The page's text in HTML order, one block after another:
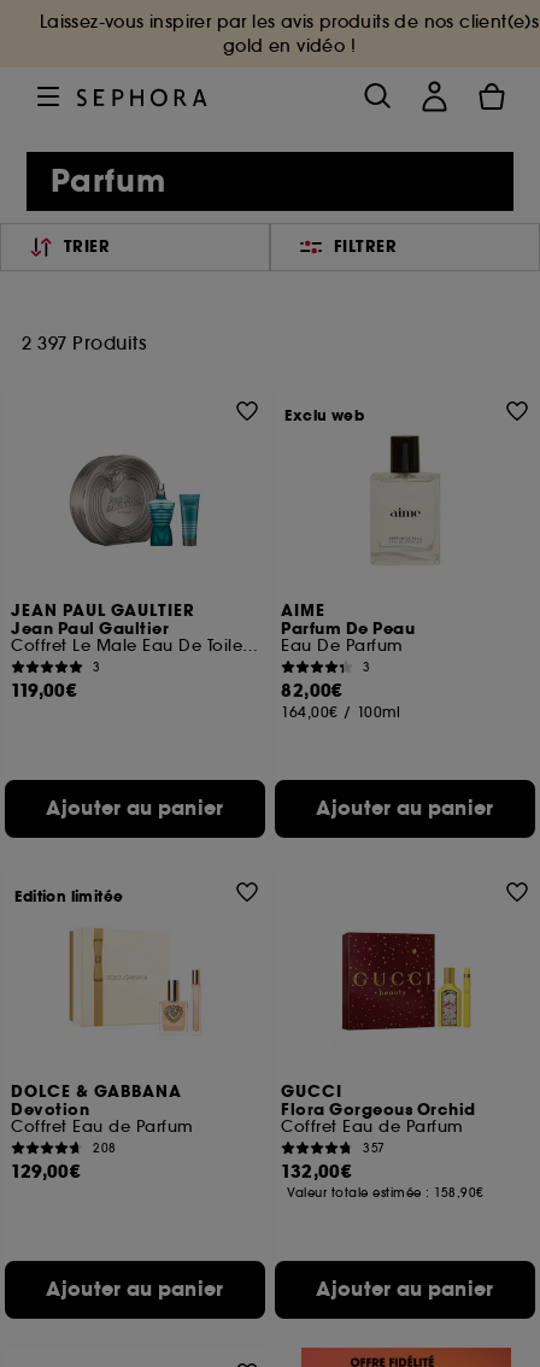
Laissez-vous inspirer par les avis produits de nos client(e)s
gold en vidéo !
Parfum
TRIER FILTRER
2 397 Produits
JEAN PAUL GAULTIER
Jean Paul Gaultier
Coffret Le Male Eau De Toilette et Lotion pour le Corps
3
119,00€
Ajouter au panier
AIME
Parfum De Peau
Eau De Parfum
3
82,00€
164,00€ / 100ml
Ajouter au panier
Exclu web
DOLCE & GABBANA
Devotion
Coffret Eau de Parfum
208
129,00€
Ajouter au panier
Edition limitée
GUCCI
Flora Gorgeous Orchid
Coffret Eau de Parfum
357
132,00€
Valeur totale estimée : 158,90€
Ajouter au panier